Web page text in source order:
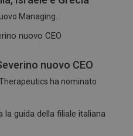
Managing...
nuovo CEO
ha nominato